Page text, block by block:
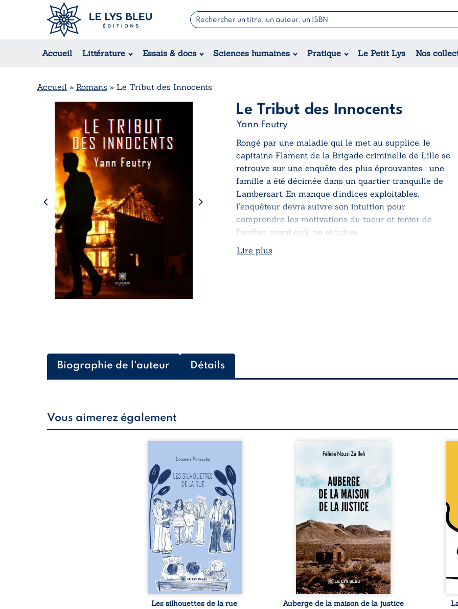
Accueil Littérature Essais & docs Sciences humaines Pratique Le Petit Lys Nos
Romans
Suspense / Thriller / Policier
Romance
Jeunesse
Théâtre
Accueil » Romans » Le Tribut des Innocents
Le Tribut des Innocents
Yann Feutry
Rongé par une maladie qui le met au supplice, le
capitaine Flament de la Brigade criminelle de Lille se
retrouve sur une enquête des plus éprouvantes : une
famille a été décimée dans un quartier tranquille de
Lambersart. En manque d’indices exploitables,
l’enquêteur devra suivre son intuition pour
comprendre les motivations du tueur et tenter de
l’arrêter avant qu’il ne récidive.
Lire plus
Biographie de l'auteur Détails
Vous aimerez également
donne la parole à six
personnages ordinaires,
traversés par des pensées, des
émotions et des silences qui
pourraient appartenir à
chacun de nous. À travers
leurs parcours, ce roman invite
à porter un regard différent
sur celles et ceux qui nous
entourent, à deviner ce qui se
cache derrière les apparences
et à s’ouvrir au fourmillement
sensible de notre ...
Les silhouettes de la rue
Auberge de la maison de la
parcours exemplaire de Mbala
Zi Nkuaku Lema Félix.
Magistrat intègre, fervent
défenseur des droits humains
et de l’indépendance
judiciaire, il voit sa carrière de
trente-quatre ans brutalement
brisée par une révocation
arbitraire en 2009, plongeant
sa vie dans un chaos matériel
et moral. À ...
Auberge de la maison de la justice
le